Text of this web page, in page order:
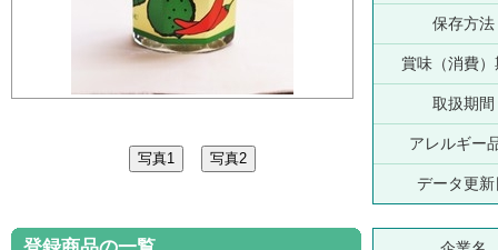
保存方法
賞味（消費）
取扱期間
アレルギー
データ更新